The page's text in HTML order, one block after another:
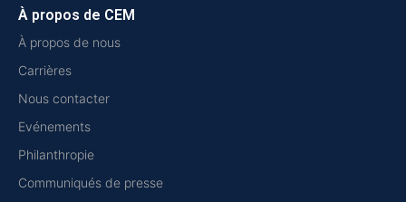
À propos de CEM
À propos de nous
Carrières
Nous contacter
Evénements
Philanthropie
Communiqués de presse